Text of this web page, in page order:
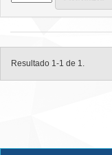
Resultado 1-1 de 1.